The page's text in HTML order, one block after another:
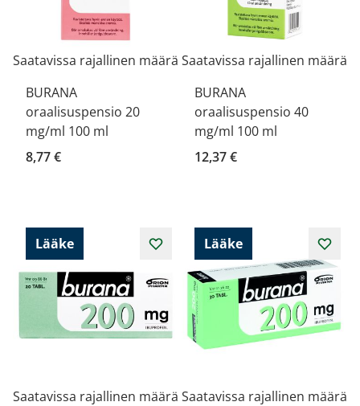
Saatavissa rajallinen määrä
BURANA
oraalisuspensio 20
mg/ml 100 ml
8,77 €
Saatavissa rajallinen määrä
BURANA
oraalisuspensio 40
mg/ml 100 ml
12,37 €
Lääke
Saatavissa rajallinen määrä
Lääke
Saatavissa rajallinen määrä